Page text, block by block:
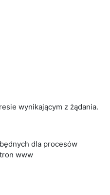
wynikającym z żądania.
dla procesów
www